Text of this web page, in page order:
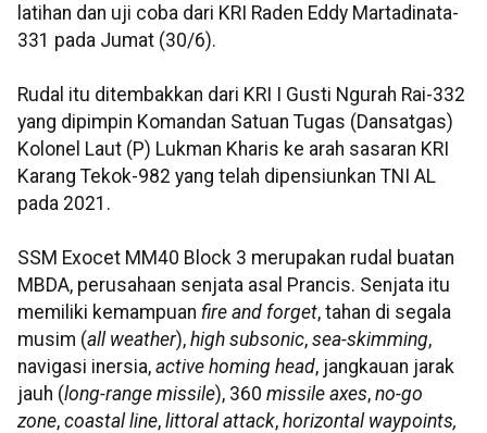
latihan dan uji coba dari KRI Raden Eddy Martadinata-
331 pada Jumat (30/6).
Rudal itu ditembakkan dari KRI I Gusti Ngurah Rai-332
yang dipimpin Komandan Satuan Tugas (Dansatgas)
Kolonel Laut (P) Lukman Kharis ke arah sasaran KRI
Karang Tekok-982 yang telah dipensiunkan TNI AL
pada 2021.
SSM Exocet MM40 Block 3 merupakan rudal buatan
MBDA, perusahaan senjata asal Prancis. Senjata itu
memiliki kemampuan fire and forget, tahan di segala
musim (all weather), high subsonic, sea-skimming,
navigasi inersia, active homing head, jangkauan jarak
jauh (long-range missile), 360 missile axes, no-go
zone, coastal line, littoral attack, horizontal waypoints,